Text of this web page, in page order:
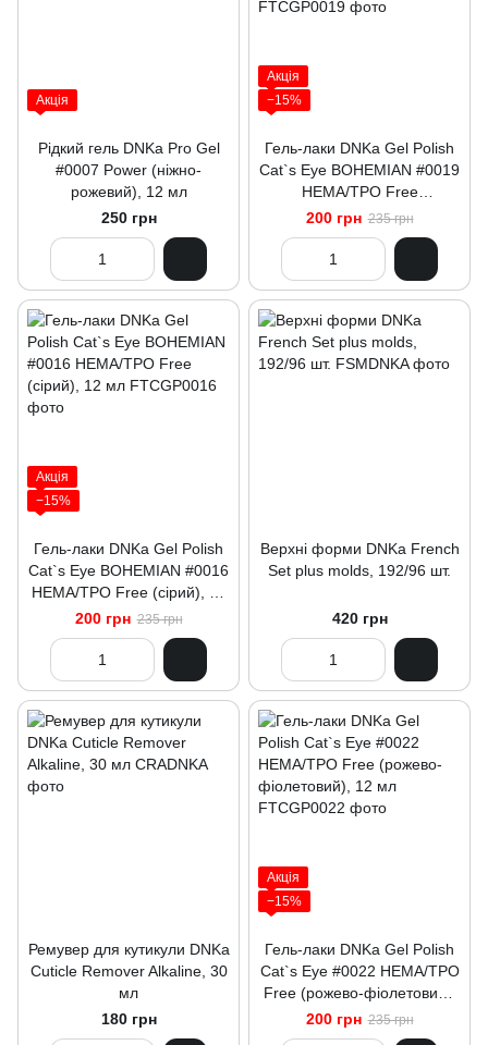
Акція
Рідкий гель DNKa Pro Gel
#0007 Power (ніжно-
рожевий), 12 мл
250 грн
Акція
−15%
Гель-лаки DNKa Gel Polish
Cat`s Eye BOHEMIAN #0019
HEMA/TPO Free
(коричнево-рожевий), 12 мл
200 грн 235 грн
Акція
−15%
Гель-лаки DNKa Gel Polish
Cat`s Eye BOHEMIAN #0016
HEMA/TPO Free (сірий), 12
мл
200 грн 235 грн
Верхні форми DNKa French
Set plus molds, 192/96 шт.
420 грн
Ремувер для кутикули DNKa
Cuticle Remover Alkaline, 30
мл
180 грн
Акція
−15%
Гель-лаки DNKa Gel Polish
Cat`s Eye #0022 HEMA/TPO
Free (рожево-фіолетовий),
12 мл
200 грн 235 грн